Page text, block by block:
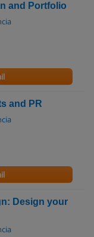
and Portfolio
and PR
Design your